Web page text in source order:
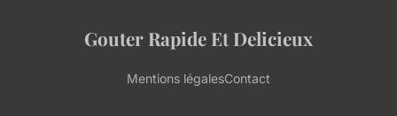
Gouter Rapide Et Delicieux
Mentions légalesContact